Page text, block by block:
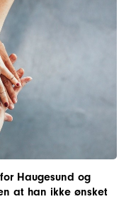
Haugesund og
at han ikke ønsket